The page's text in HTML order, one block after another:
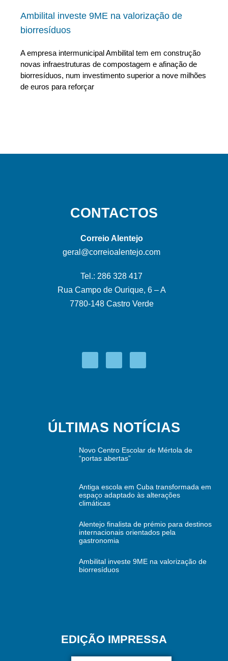
Ambilital investe 9ME na valorização de
biorresíduos
A empresa intermunicipal Ambilital tem em construção
novas infraestruturas de compostagem e afinação de
biorresíduos, num investimento superior a nove milhões
de euros para reforçar
CONTACTOS
Correio Alentejo
geral@correioalentejo.com
Tel.: 286 328 417
Rua Campo de Ourique, 6 – A
7780-148 Castro Verde
ÚLTIMAS NOTÍCIAS
Novo Centro Escolar de Mértola de
“portas abertas”
Antiga escola em Cuba transformada em
espaço adaptado às alterações
climáticas
Alentejo finalista de prémio para destinos
internacionais orientados pela
gastronomia
Ambilital investe 9ME na valorização de
biorresíduos
EDIÇÃO IMPRESSA